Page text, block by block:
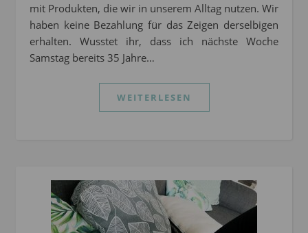
mit Produkten, die wir in unserem Alltag nutzen. Wir
haben keine Bezahlung für das Zeigen derselbigen
erhalten. Wusstet ihr, dass ich nächste Woche
Samstag bereits 35 Jahre…
WEITERLESEN